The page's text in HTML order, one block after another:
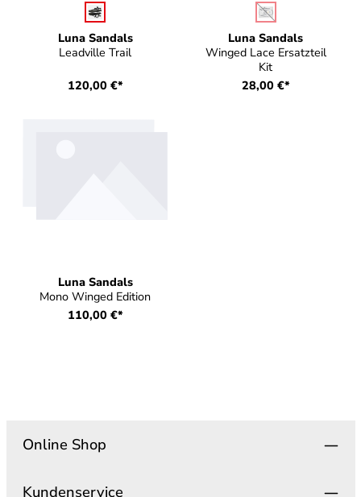
Luna Sandals
Leadville Trail
Farbeauswählen
120,00 €*
Luna Sandals
Winged Lace Ersatzteil
Kit
auswählen
(Diese Option ist
28,00 €*
Luna Sandals
Mono Winged Edition
110,00 €*
Online Shop
Kundenservice